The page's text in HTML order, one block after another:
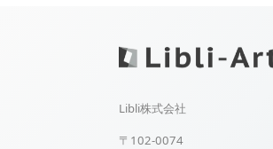
Libli株式会社
〒102-0074